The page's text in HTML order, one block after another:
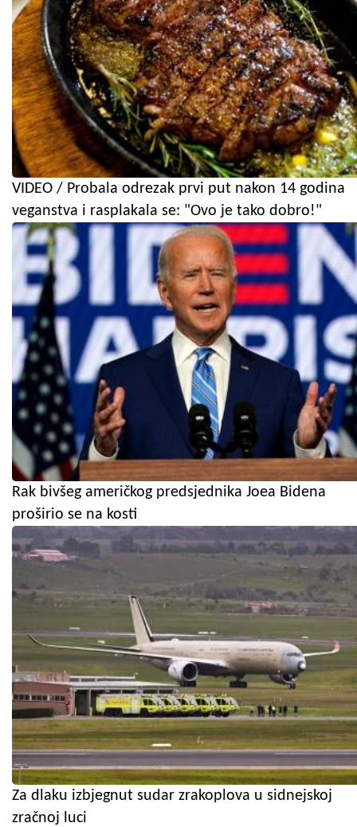
VIDEO / Probala odrezak prvi put nakon 14 godina
veganstva i rasplakala se: "Ovo je tako dobro!"
Rak bivšeg američkog predsjednika Joea Bidena
proširio se na kosti
Za dlaku izbjegnut sudar zrakoplova u sidnejskoj
zračnoj luci